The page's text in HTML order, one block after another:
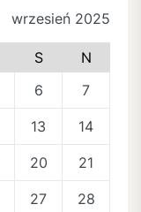
wrzesień 2025
S
N
6 7
13 14
20 21
27 28